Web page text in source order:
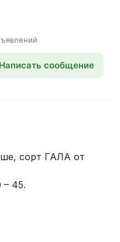
Написать сообщение
сорт ГАЛА от
45.